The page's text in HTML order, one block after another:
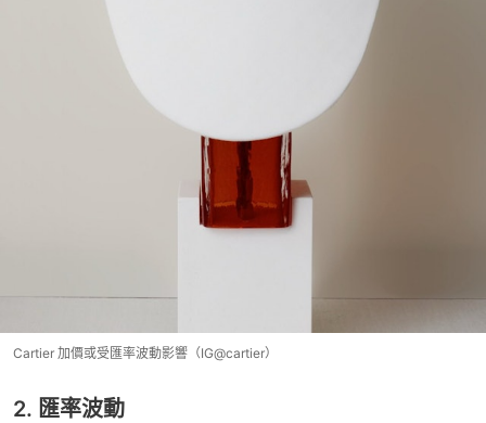
Cartier 加價或受匯率波動影響（IG@cartier）
2. 匯率波動